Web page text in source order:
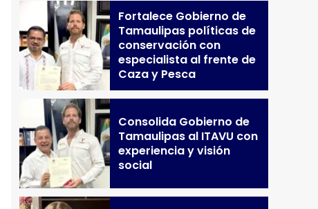
Fortalece Gobierno de
Tamaulipas políticas de
conservación con
especialista al frente de
Caza y Pesca
Consolida Gobierno de
Tamaulipas al ITAVU con
experiencia y visión
social